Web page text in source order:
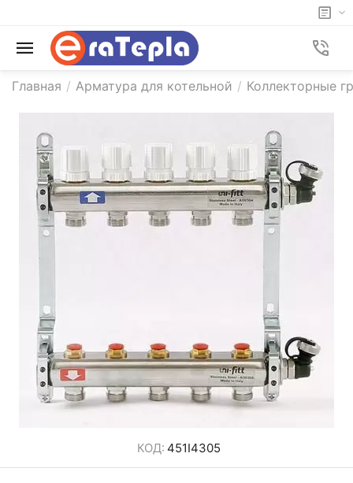
Главная / Арматура для котельной / Коллекторные
КОД: 451I4305